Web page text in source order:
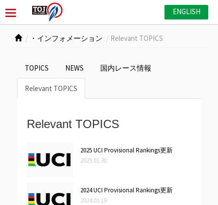
ENGLISH
・インフォメーション Relevant TOPICS
TOPICS NEWS 国内レース情報
Relevant TOPICS
Relevant TOPICS
2025 UCI Provisional Rankings更新
2025.01.30
2024 UCI Provisional Rankings更新
2024.01.19